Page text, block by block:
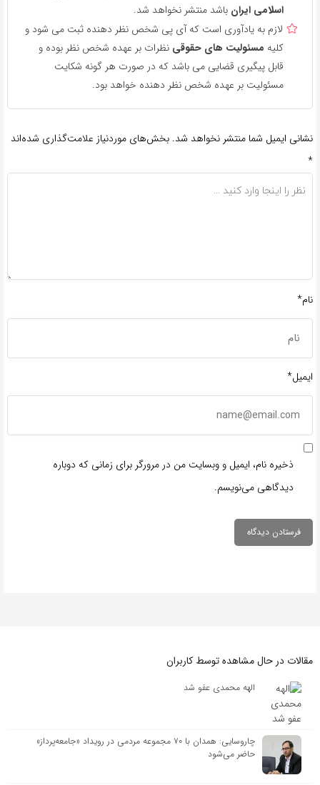
اسلامی ایران باشد منتشر نخواهد شد.
لازم به یادآوری است که آی پی شخص نظر دهنده ثبت می شود و
کلیه مسئولیت های حقوقی نظرات بر عهده شخص نظر بوده و
قابل پیگیری قضایی می باشد که در صورت هر گونه شکایت
مسئولیت بر عهده شخص نظر دهنده خواهد بود.
نشانی ایمیل شما منتشر نخواهد شد. بخش‌های موردنیاز علامت‌گذاری شده‌اند
*
نام*
ایمیل*
ذخیره نام، ایمیل و وبسایت من در مرورگر برای زمانی که دوباره
دیدگاهی می‌نویسم.
مقالات در حال مشاهده توسط کاربران
الهه محمدی عفو شد
چاروسایی: همدان با ۷۰ مجموعه مردمی در رویداد «جامعه‌پرداز»
حاضر می‌شود